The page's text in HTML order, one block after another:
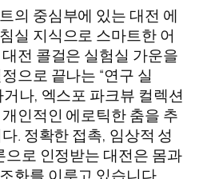
의 중심부에 있는 대전 에
실 지식으로 스마트한 어
전 콜걸은 실험실 가운을
으로 끝나는 “연구 실
나, 엑스포 파크뷰 컬렉션
인적인 에로틱한 춤을 추
. 정확한 접촉, 임상적 성
으로 인정받는 대전은 몸과